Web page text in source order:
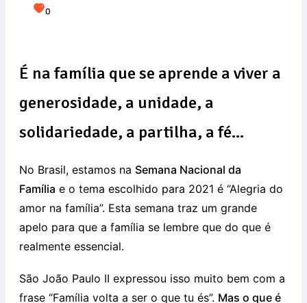
0
É na família que se aprende a viver a
generosidade, a unidade, a
solidariedade, a partilha, a fé…
No Brasil, estamos na Semana Nacional da
Família e o tema escolhido para 2021 é “Alegria do
amor na família”. Esta semana traz um grande
apelo para que a família se lembre que do que é
realmente essencial.
São João Paulo II expressou isso muito bem com a
frase “Família volta a ser o que tu és”. Mas o que é